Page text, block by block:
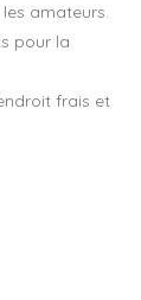
amateurs.
pour la
frais et